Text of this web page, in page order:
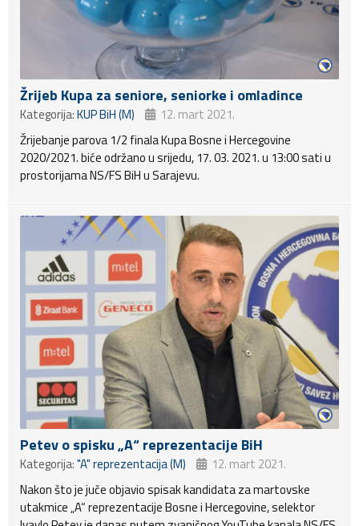
Žrijeb Kupa za seniore, seniorke i omladince
Kategorija:KUP BiH (M)
12. mart 2021.
Žrijebanje parova 1/2 finala Kupa Bosne i Hercegovine
2020/2021. biće održano u srijedu, 17. 03. 2021. u 13:00 sati u
prostorijama NS/FS BiH u Sarajevu.
Petev o spisku „A“ reprezentacije BiH
Kategorija:"A" reprezentacija (M)
12. mart 2021.
Nakon što je juče objavio spisak kandidata za martovske
utakmice „A“ reprezentacije Bosne i Hercegovine, selektor